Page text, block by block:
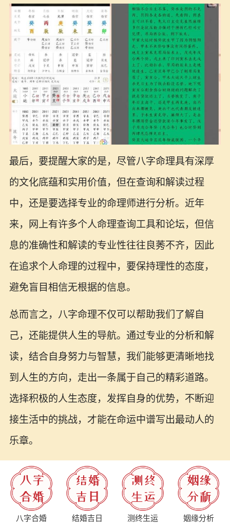
最后，要提醒大家的是，尽管八字命理具有深厚
的文化底蕴和实用价值，但在查询和解读过程
中，还是要选择专业的命理师进行分析。近年
来，网上有许多个人命理查询工具和论坛，但信
息的准确性和解读的专业性往往良莠不齐，因此
在追求个人命理的过程中，要保持理性的态度，
避免盲目相信无根据的信息。
总而言之，八字命理不仅可以帮助我们了解自
己，还能提供人生的导航。通过专业的分析和解
读，结合自身努力与智慧，我们能够更清晰地找
到人生的方向，走出一条属于自己的精彩道路。
选择积极的人生态度，发挥自身的优势，不断迎
接生活中的挑战，才能在命运中谱写出最动人的
乐章。
八字合婚 结婚吉日 测终生运 姻缘分析